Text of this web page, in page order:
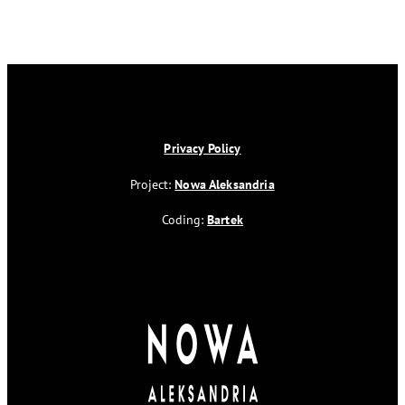
Privacy Policy
Project:Nowa Aleksandria
Coding:Bartek